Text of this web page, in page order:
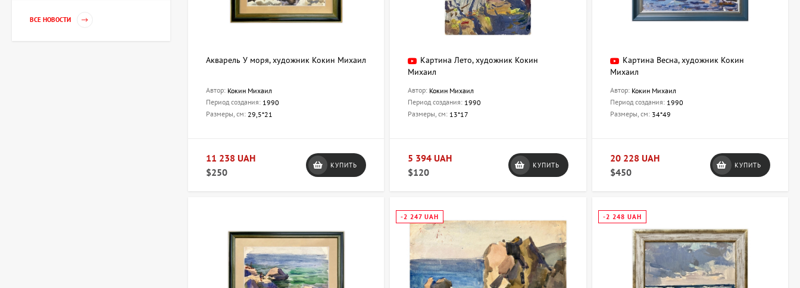
Акварель У моря, художник Кокин Михаил
Автор: Кокин Михаил
Период создания: 1990
Размеры, см: 29,5*21
11 238 UAH
$250
КУПИТЬ
Картина Лето, художник Кокин
Михаил
Автор: Кокин Михаил
Период создания: 1990
Размеры, см: 13*17
5 394 UAH
$120
КУПИТЬ
Картина Весна, художник Кокин
Михаил
Автор: Кокин Михаил
Период создания: 1990
Размеры, см: 34*49
20 228 UAH
$450
КУПИТЬ
-2 247 UAH -2 248 UAH
ВСЕ НОВОСТИ